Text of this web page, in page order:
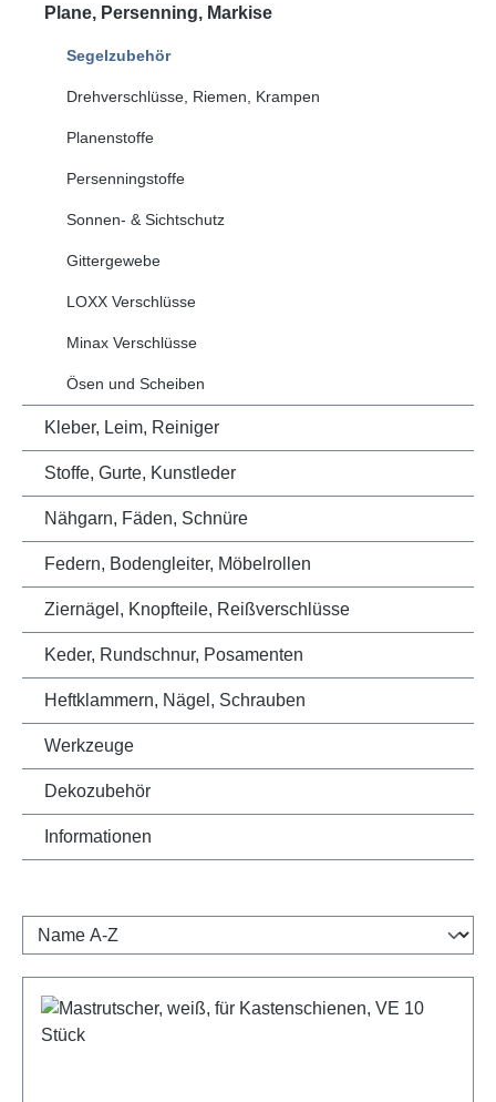
Plane, Persenning, Markise
Segelzubehör
Drehverschlüsse, Riemen, Krampen
Planenstoffe
Persenningstoffe
Sonnen- & Sichtschutz
Gittergewebe
LOXX Verschlüsse
Minax Verschlüsse
Ösen und Scheiben
Kleber, Leim, Reiniger
Stoffe, Gurte, Kunstleder
Nähgarn, Fäden, Schnüre
Federn, Bodengleiter, Möbelrollen
Ziernägel, Knopfteile, Reißverschlüsse
Keder, Rundschnur, Posamenten
Heftklammern, Nägel, Schrauben
Werkzeuge
Dekozubehör
Informationen